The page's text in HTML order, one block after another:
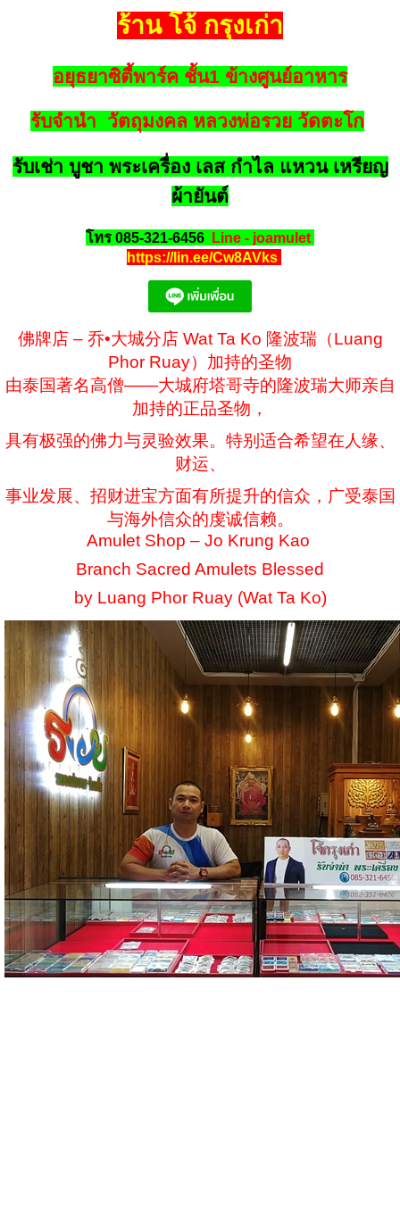
ร้าน โจ้ กรุงเก่า
อยุธยาซิตี้พาร์ค ชั้น1 ข้างศูนย์อาหาร
รับจำนำ วัตถุมงคล หลวงพ่อรวย วัดตะโก
รับเช่า บูชา พระเครื่อง เลส กำไล แหวน เหรียญ
ผ้ายันต์
โทร 085-321-6456 Line - joamulet
https://lin.ee/Cw8AVks
佛牌店 – 乔•大城分店 Wat Ta Ko 隆波瑞（Luang
Phor Ruay）加持的圣物
由泰国著名高僧——大城府塔哥寺的隆波瑞大师亲自
加持的正品圣物，
具有极强的佛力与灵验效果。特别适合希望在人缘、
财运、
事业发展、招财进宝方面有所提升的信众，广受泰国
与海外信众的虔诚信赖。
Amulet Shop – Jo Krung Kao
Branch Sacred Amulets Blessed
by Luang Phor Ruay (Wat Ta Ko)